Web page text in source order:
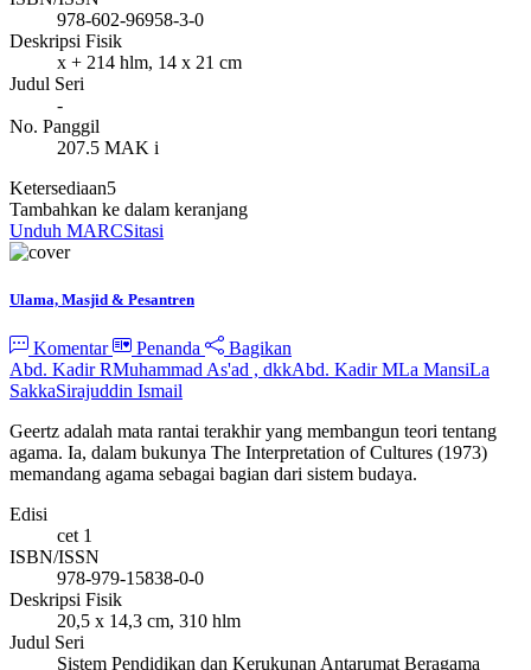
978-602-96958-3-0
Deskripsi Fisik
x + 214 hlm, 14 x 21 cm
Judul Seri
-
No. Panggil
207.5 MAK i
Ketersediaan5
Tambahkan ke dalam keranjang
Unduh MARCSitasi
Ulama, Masjid & Pesantren
Komentar Penanda
Bagikan
Abd. Kadir RMuhammad As'ad , dkkAbd. Kadir MLa MansiLa
SakkaSirajuddin Ismail
Geertz adalah mata rantai terakhir yang membangun teori tentang
agama. Ia, dalam bukunya The Interpretation of Cultures (1973)
memandang agama sebagai bagian dari sistem budaya.
Edisi
cet 1
ISBN/ISSN
978-979-15838-0-0
Deskripsi Fisik
20,5 x 14,3 cm, 310 hlm
Judul Seri
Sistem Pendidikan dan Kerukunan Antarumat Beragama